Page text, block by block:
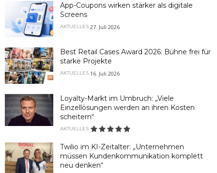
App-Coupons wirken stärker als digitale
Screens
AKTUELLES 27. Juli 2026
Best Retail Cases Award 2026: Bühne frei für
starke Projekte
AKTUELLES 16. Juli 2026
Loyalty-Markt im Umbruch: „Viele
Einzellösungen werden an ihren Kosten
scheitern“
AKTUELLES
Twilio im KI-Zeitalter: „Unternehmen
müssen Kundenkommunikation komplett
neu denken“